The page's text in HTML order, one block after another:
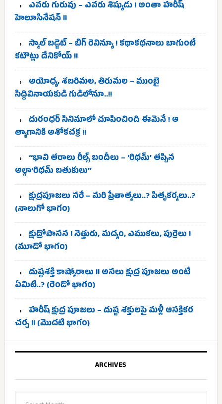
ఎవరు గురువు – ఎవరు శిష్యుడు ! అంతా హరీష్
హెలూసినేషన్ !!
స్మాల్ బడ్జెట్ – బిగ్ రెవిన్యూ ! కథాకథనాలు బాగుంటే
కటౌట్లు దేనికోయ్ !!
అయోధ్య, శబరిమల, తిరుమల – ముంబై
సిద్దివినాయకుడి గుడిలోనూ..!!
దురంధర్ సినిమాలో చూపించింది ఈమెనే ! ఆ
త్యాగానికి అశోకచక్ర !!
‘‘భావి తరాలు రీల్స్‌ బందీలు – ‘రిథమ్’ తప్పిన
అల్గా‘రిథమ్ బతుకులు’’
క్షుద్రపూజలు సరే – మరి ప్రేతాత్మలు..? పితృకర్మలు..?
(నాలుగో భాగం)
క్షుద్రోపాసన ! నెత్తురు, మద్యం, ఎముకలు, పుర్రెలు !
(మూడో భాగం)
దుష్టశక్తి కాష్మోరాలు !! అసలు క్షుద్ర పూజలు అంటే
ఏమిటి..? (రెండో భాగం)
హరీష్ క్షుద్ర పూజలు – దుష్ట శక్తులపై మళ్లీ ఆసక్తికర
చర్చ !! (మొదటి భాగం)
ARCHIVES